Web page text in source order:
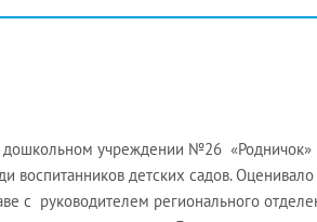
дошкольном учреждении №26
воспитанников детских садов.
с руководителем регионального